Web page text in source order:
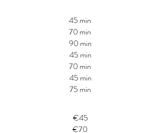
45 min
70 min
90 min
45 min
70 min
45 min
75 min
€45
€70